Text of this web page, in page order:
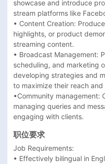
showcase and introduce
stream platforms like
• Content Creation:
highlights, or product
streaming content.
• Broadcast Management:
scheduling, and marketing
developing strategies and
to maximize their reach and
•Community management:
managing queries and
职位要求
Job Requirements:
• Effectively bilingual in